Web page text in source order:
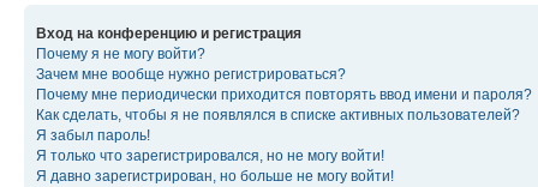
Вход на конференцию и регистрация
Почему я не могу войти?
Зачем мне вообще нужно регистрироваться?
Почему мне периодически приходится повторять ввод имени и пароля?
Как сделать, чтобы я не появлялся в списке активных пользователей?
Я забыл пароль!
Я только что зарегистрировался, но не могу войти!
Я давно зарегистрирован, но больше не могу войти!